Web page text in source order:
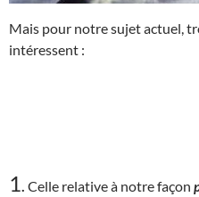
Mais pour notre sujet actuel,
intéressent :
1 Celle relative à notre façon